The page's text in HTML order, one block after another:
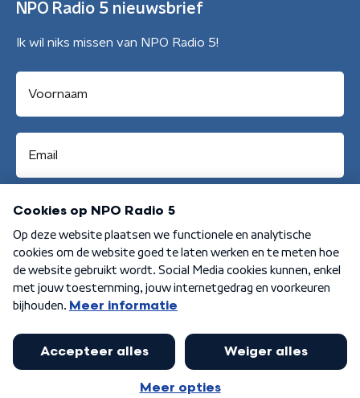
NPO Radio 5 nieuwsbrief
Ik wil niks missen van NPO Radio 5!
Aanmelden
Algemene voorwaarden